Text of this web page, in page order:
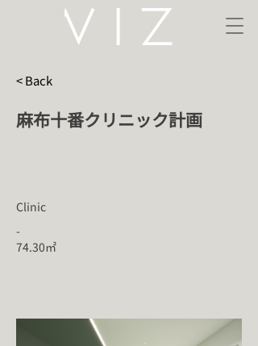
< Back
麻布十番クリニック計画
Clinic
-
74.30㎡